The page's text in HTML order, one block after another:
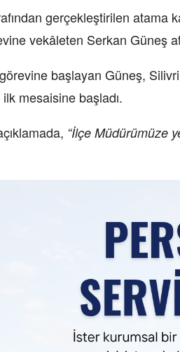
gerçekleştirilen atama
vekâleten Serkan Güneş
başlayan Güneş,
mesaisine başladı.
“İlçe Müdürümüze